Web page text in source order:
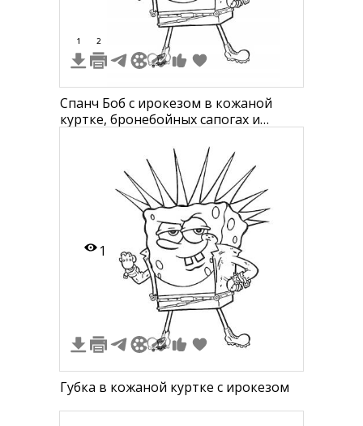
1 2
Спанч Боб с ирокезом в кожаной
куртке, бронебойных сапогах и
1
Губка в кожаной куртке с ирокезом